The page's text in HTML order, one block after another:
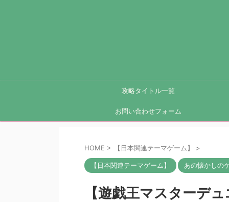
攻略タイトル一覧
お問い合わせフォーム
HOME > 【日本関連テーマゲーム】 >
【日本関連テーマゲーム】 あの懐かしの
【遊戯王マスターデ